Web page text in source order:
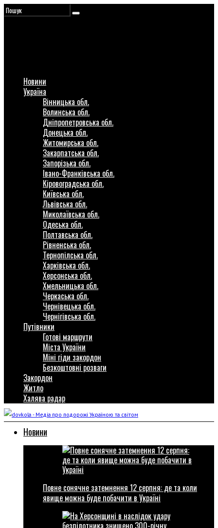
Новини
Україна
Вінницька обл.
Волинська обл.
Дніпропетровська обл.
Донецька обл.
Житомирська обл.
Закарпатська обл.
Запорізька обл.
Івано-Франківська обл.
Кіровоградська обл.
Київська обл.
Львівська обл.
Миколаївська обл.
Одеська обл.
Полтавська обл.
Рівненська обл.
Тернопілська обл.
Харківська обл.
Херсонська обл.
Хмельницька обл.
Черкаська обл.
Чернівецька обл.
Чернігівська обл.
Путівники
Готові маршрути
Міста України
Міні гіди закордон
Безкоштовні розваги
Закордон
Житло
Халява радар
Новини
Повне сонячне затемнення 12 серпня: де та коли
явище можна буде побачити в Україні